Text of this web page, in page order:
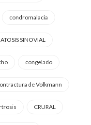
condromalacia
SINOVIAL
congelado
de Volkmann
CRURAL